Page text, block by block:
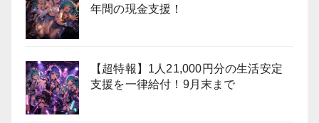
年間の現金支援！
【超特報】1人21,000円分の生活安定
支援を一律給付！9月末まで